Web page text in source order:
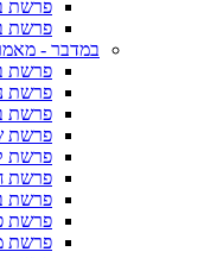
פרשת
פרשת
במדבר -
פרשת
פרשת
פרשת
פרשת
פרשת
פרשת
פרשת
פרשת
פרשת